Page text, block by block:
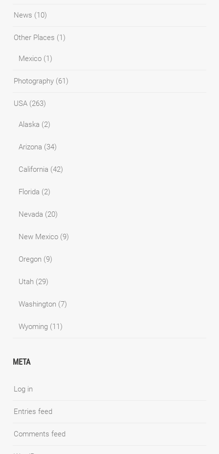
News (10)
Other Places (1)
Mexico (1)
Photography (61)
USA (263)
Alaska (2)
Arizona (34)
California (42)
Florida (2)
Nevada (20)
New Mexico (9)
Oregon (9)
Utah (29)
Washington (7)
Wyoming (11)
META
Log in
Entries feed
Comments feed